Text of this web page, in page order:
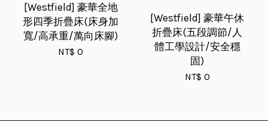
[Westfield] 豪華全地
形四季折疊床(床身加
寬/高承重/萬向床腳)
NT$ 0
[Westfield] 豪華午休
折疊床(五段調節/人
體工學設計/安全穩
固)
NT$ 0